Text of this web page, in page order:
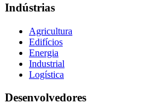
Indústrias
Agricultura
Edifícios
Energia
Industrial
Logística
Desenvolvedores